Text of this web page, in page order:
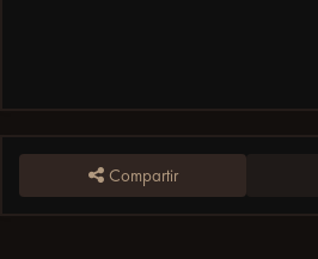
Compartir